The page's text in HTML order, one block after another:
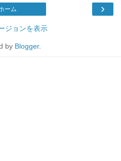
›
ーム
ジョンを表示
by Blogger.